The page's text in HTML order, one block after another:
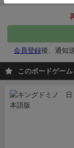
ブと一致
ができ
る。改
には色が
たい。各
ブたち
ば自機改
られる
手札1枚
所にダ
な色の
を指定
ピンク：
イエロ
シュで栄
グリー
ブルー：
【基本は
日から
金を稼
イズで
搭乗フ
フライ
もらえ
と飛行機
改良が
す。最初
行けませ
げるこ
きるよ
常に良
す。改
会員登録後、通知
このボードゲー